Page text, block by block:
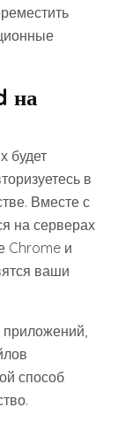
на
будет
в
Вместе с
на серверах
Chrome и
ваши
приложений,
способ